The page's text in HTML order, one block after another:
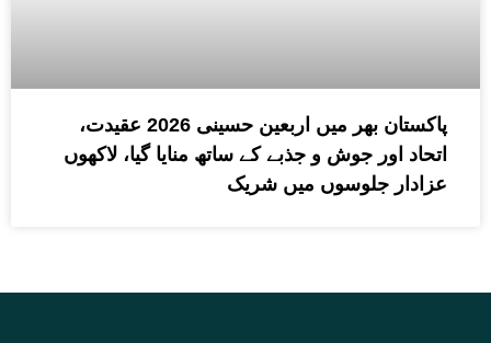
پاکستان بھر میں اربعین حسینی 2026 عقیدت،
اتحاد اور جوش و جذبے کے ساتھ منایا گیا، لاکھوں
عزادار جلوسوں میں شریک